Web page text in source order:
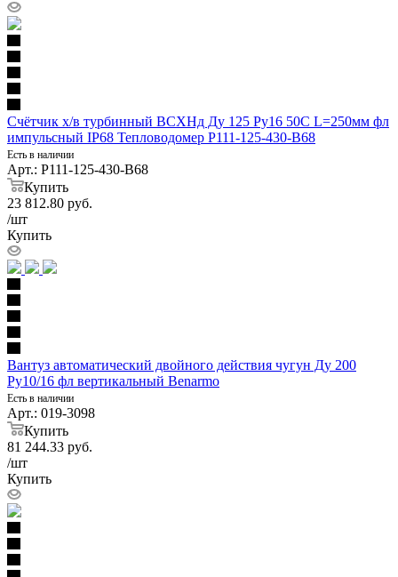
Счётчик х/в турбинный ВСХНд Ду 125 Ру16 50С L=250мм фл
импульсный IP68 Тепловодомер P111-125-430-B68
Есть в наличии
Арт.: P111-125-430-B68
Купить
23 812.80 руб.
/шт
Купить
Вантуз автоматический двойного действия чугун Ду 200
Ру10/16 фл вертикальный Benarmo
Есть в наличии
Арт.: 019-3098
Купить
81 244.33 руб.
/шт
Купить